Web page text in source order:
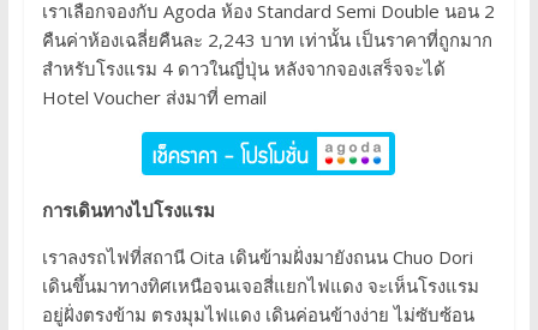
เราเลือกจองกับ Agoda ห้อง Standard Semi Double นอน 2
คืนค่าห้องเฉลี่ยคืนละ 2,243 บาท เท่านั้น เป็นราคาที่ถูกมาก
สำหรับโรงแรม 4 ดาวในญี่ปุ่น หลังจากจองเสร็จจะได้
Hotel Voucher ส่งมาที่ email
การเดินทางไปโรงแรม
เราลงรถไฟที่สถานี Oita เดินข้ามฝั่งมายังถนน Chuo Dori
เดินขึ้นมาทางทิศเหนือจนเจอสี่แยกไฟแดง จะเห็นโรงแรม
อยู่ฝั่งตรงข้าม ตรงมุมไฟแดง เดินค่อนข้างง่าย ไม่ซับซ้อน